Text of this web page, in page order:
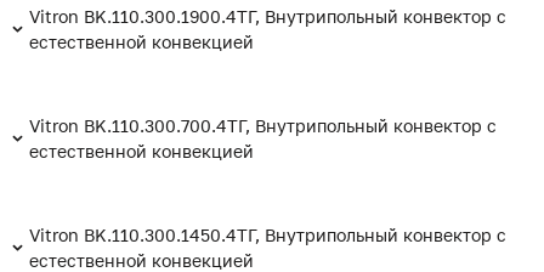
Vitron BK.110.300.1900.4ТГ, Внутрипольный конвектор с
естественной конвекцией
Vitron BK.110.300.700.4ТГ, Внутрипольный конвектор с
естественной конвекцией
Vitron BK.110.300.1450.4ТГ, Внутрипольный конвектор с
естественной конвекцией